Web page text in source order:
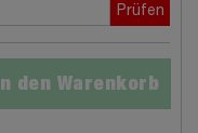
Prüfen
In den Warenkorb